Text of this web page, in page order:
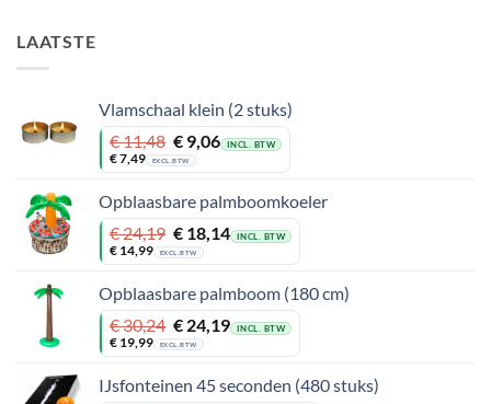
LAATSTE
Vlamschaal klein (2 stuks)
€11,48
Oorspronkelijke
prijs
was:
€ 11,48.
€9,06
Huidige
prijs
is:
€ 9,06.
INCL. BTW
€7,49 EXCL. BTW
Opblaasbare palmboomkoeler
€24,19
Oorspronkelijke
prijs
was:
€ 24,19.
€18,14
Huidige
prijs
is:
€ 18,14.
INCL. BTW
€ 14,99 EXCL. BTW
Opblaasbare palmboom (180 cm)
€30,24
Oorspronkelijke
prijs
was:
€ 30,24.
€24,19
Huidige
prijs
is:
€ 24,19.
INCL. BTW
€ 19,99 EXCL. BTW
IJsfonteinen 45 seconden (480 stuks)